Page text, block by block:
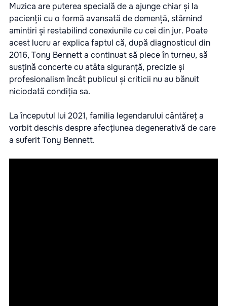
Muzica are puterea specială de a ajunge chiar și la
pacienții cu o formă avansată de demență, stârnind
amintiri și restabilind conexiunile cu cei din jur. Poate
acest lucru ar explica faptul că, după diagnosticul din
2016, Tony Bennett a continuat să plece în turneu, să
susțină concerte cu atâta siguranță, precizie și
profesionalism încât publicul și criticii nu au bănuit
niciodată condiția sa.
La începutul lui 2021, familia legendarului cântăreț a
vorbit deschis despre afecțiunea degenerativă de care
a suferit Tony Bennett.